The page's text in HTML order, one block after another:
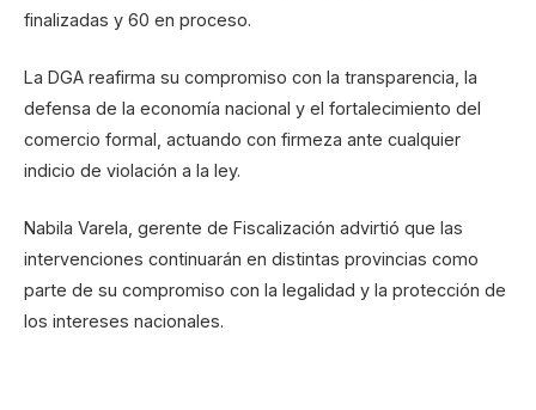
finalizadas y 60 en proceso.
La DGA reafirma su compromiso con la transparencia, la
defensa de la economía nacional y el fortalecimiento del
comercio formal, actuando con firmeza ante cualquier
indicio de violación a la ley.
Nabila Varela, gerente de Fiscalización advirtió que las
intervenciones continuarán en distintas provincias como
parte de su compromiso con la legalidad y la protección de
los intereses nacionales.